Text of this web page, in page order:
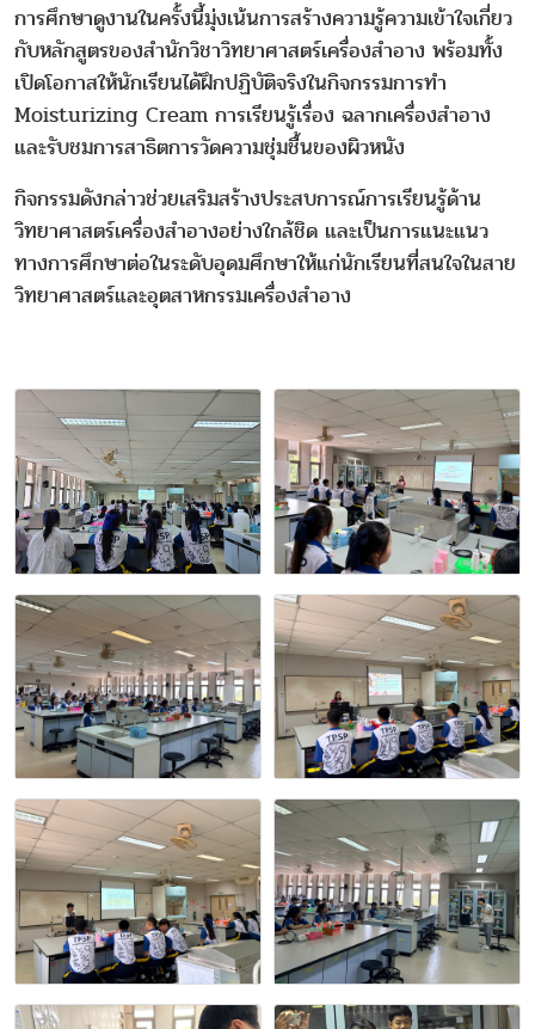
การศึกษาดูงานในครั้งนี้มุ่งเน้นการสร้างความรู้ความเข้าใจเกี่ยว
กับหลักสูตรของสำนักวิชาวิทยาศาสตร์เครื่องสำอาง พร้อมทั้ง
เปิดโอกาสให้นักเรียนได้ฝึกปฏิบัติจริงในกิจกรรมการทำ
Moisturizing Cream การเรียนรู้เรื่อง ฉลากเครื่องสำอาง
และรับชมการสาธิตการวัดความชุ่มชื้นของผิวหนัง
กิจกรรมดังกล่าวช่วยเสริมสร้างประสบการณ์การเรียนรู้ด้าน
วิทยาศาสตร์เครื่องสำอางอย่างใกล้ชิด และเป็นการแนะแนว
ทางการศึกษาต่อในระดับอุดมศึกษาให้แก่นักเรียนที่สนใจในสาย
วิทยาศาสตร์และอุตสาหกรรมเครื่องสำอาง